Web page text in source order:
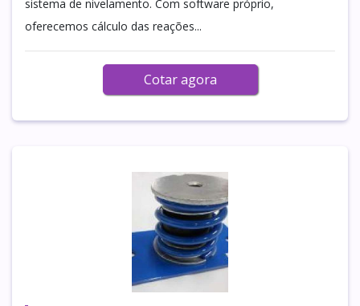
sistema de nivelamento. Com software próprio,
oferecemos cálculo das reações...
Cotar agora